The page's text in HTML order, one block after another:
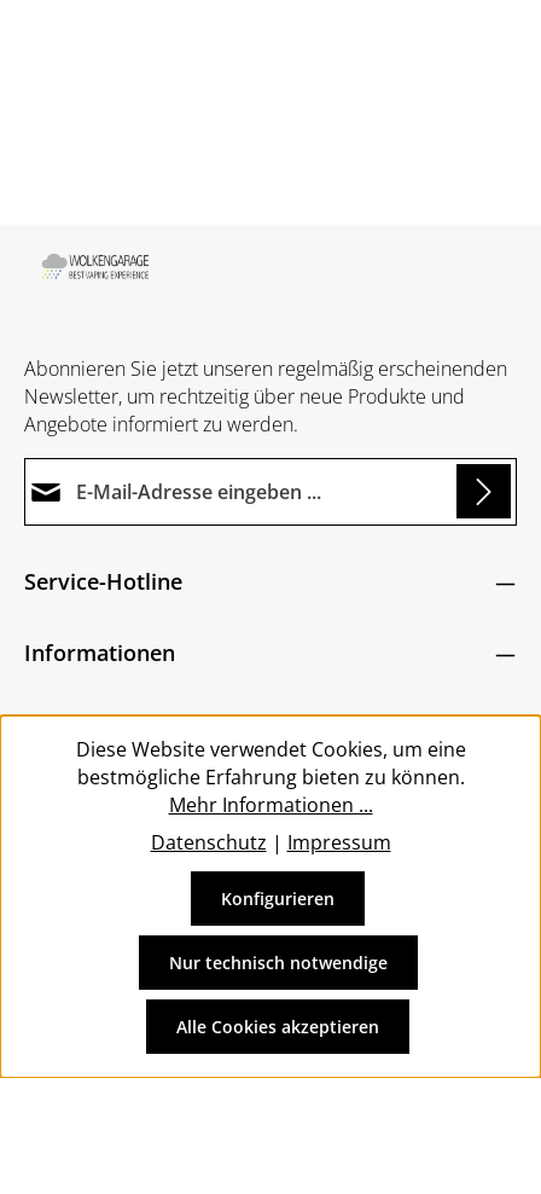
Abonnieren Sie jetzt unseren regelmäßig erscheinenden
Newsletter, um rechtzeitig über neue Produkte und
Angebote informiert zu werden.
Ich habe dieDatenschutzbestimmungen
bin mit ihnen einverstanden.
Zeichen ein*
Die mit einem Stern (*) markierten Felder sind
Service-Hotline
Informationen
Service
Vertrag widerrufen
und ggf. Nachnahmegebühren, wenn nicht anders
angegeben.
Diese Website verwendet Cookies, um eine
bestmögliche Erfahrung bieten zu können.
Mehr Informationen ...
Datenschutz | Impressum
Nur technisch notwendige
Konfigurieren
Alle Cookies akzeptieren